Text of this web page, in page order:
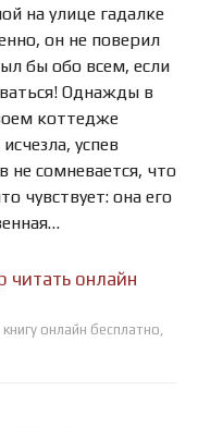
на улице гадалке
он не поверил
бы обо всем, если
Однажды в
коттедже
успев
не сомневается, что
чувствует: она его
читать онлайн
онлайн бесплатно,